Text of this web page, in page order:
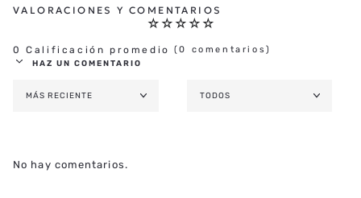
☆ ☆ ☆ ☆ ☆
0 Calificación promedio (0 comentarios)
HAZ UN COMENTARIO
MÁS RECIENTE TODOS
No hay comentarios.